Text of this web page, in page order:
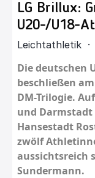
LG Brillux:
U20-/U18-
Leichtathletik ·
Die deutschen
beschließen
DM-Trilogie.
und
Hansestadt
zwölf
aussichtsreich
Sundermann.